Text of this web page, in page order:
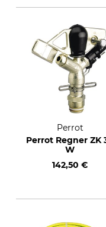
Perrot
Perrot Regner ZK
W
142,50 €